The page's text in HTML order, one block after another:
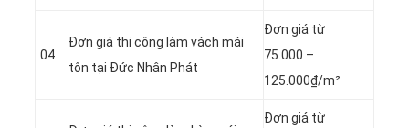
04
Đơn giá thi công làm vách mái
tôn tại Đức Nhân Phát
Đơn giá từ
75.000 –
125.000₫/m²
Đơn giá từ